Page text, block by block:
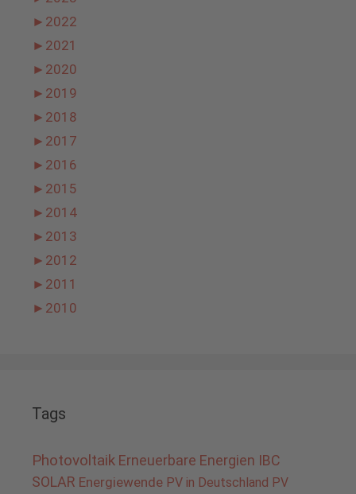
► 2022
► 2021
► 2020
► 2019
► 2018
► 2017
► 2016
► 2015
► 2014
► 2013
► 2012
► 2011
► 2010
Tags
Photovoltaik Erneuerbare Energien IBC
SOLAR Energiewende PV in Deutschland PV